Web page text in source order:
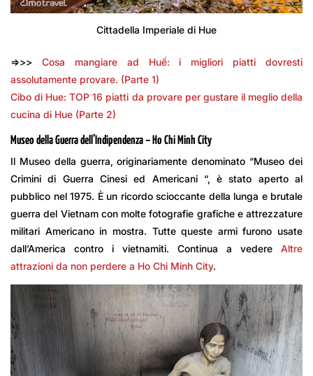
Cittadella Imperiale di Hue
=>>> Cosa mangiare ad Huế: i migliori piatti dovresti
assolutamente provare. (Parte 1)
Cibo di Hue: TOP 16 piatti da provare per gustare il meglio della
cucina di Hue (Parte 2)
Museo della Guerra dell’Indipendenza – Ho Chi Minh City
Il Museo della guerra, originariamente denominato “Museo dei
Crimini di Guerra Cinesi ed Americani “, è stato aperto al
pubblico nel 1975. È un ricordo scioccante della lunga e brutale
guerra del Vietnam con molte fotografie grafiche e attrezzature
militari Americano in mostra. Tutte queste armi furono usate
dall’America contro i vietnamiti. Continua a vedere Altre
attrazioni da non perdere a Ho Chi Minh City.